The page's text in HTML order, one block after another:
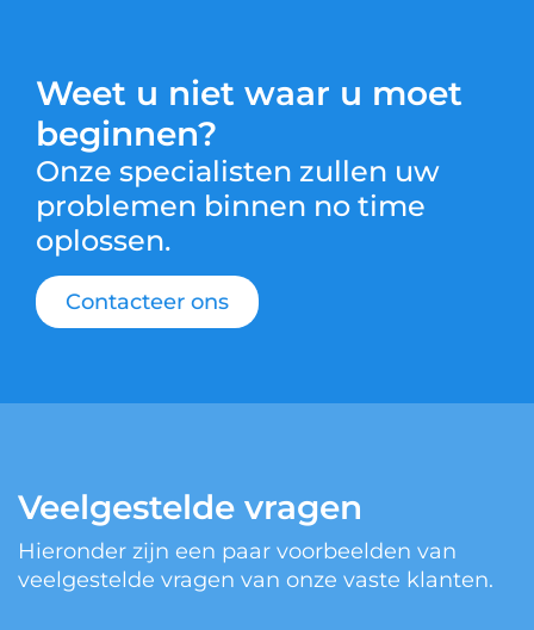
Weet u niet waar u moet
beginnen?
Onze specialisten zullen uw
problemen binnen no time
oplossen.
Contacteer ons
Veelgestelde vragen
Hieronder zijn een paar voorbeelden van
veelgestelde vragen van onze vaste klanten.